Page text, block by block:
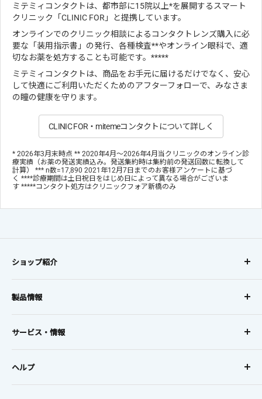
ミテミィコンタクトは、都市部に15院以上*を展開するスマート
クリニック「CLINIC FOR」と提携しています。
オンラインでのクリニック相談によるコンタクトレンズ購入に必
要な「装用指示書」の発行、各種検査**やオンライン眼科で、適
切なお薬を処方することも可能です。*****
ミテミィコンタクトは、商品をお手元に届けるだけでなく、安心
して快適にご利用いただくためのアフターフォローで、みなさま
の瞳の健康を守ります。
CLINIC FOR・mitemeコンタクトについて詳しく
* 2026年3月末時点 ** 2020年4月～2026年4月当クリニックのオンライン診
療実績（お薬の発送実績込み。発送集約時は集約前の発送回数に転換して
計算） *** n数=17,890 2021年12月7日までのお客様アンケートに基づ
く ****診療期間は土日祝日をはじめ日によって異なる場合がございま
す *****コンタクト処方はクリニックフォア新橋のみ
ショップ紹介
オンラインでも安心を。
2回目以降10%OFF!!
5,500円(税込)以上で全国送料無料
ミテミィコンタクトについて
製品情報
レンズメーカーから探す
サービス・情報
記
お支払い・配送方法
ヘルプ